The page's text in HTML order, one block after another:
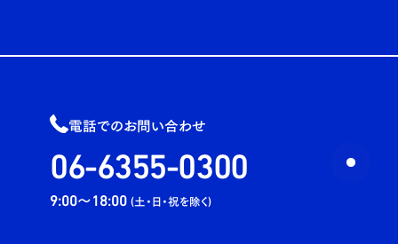
電話でのお問い合わせ
06-6355-0300
9:00〜18:00 (土・日・祝を除く)